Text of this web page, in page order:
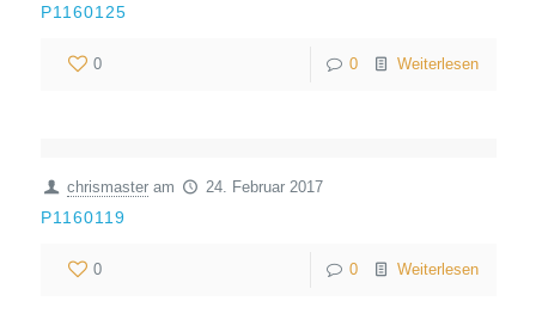
P1160125
0 0 Weiterlesen
chrismaster am 24. Februar 2017
P1160119
0 0 Weiterlesen